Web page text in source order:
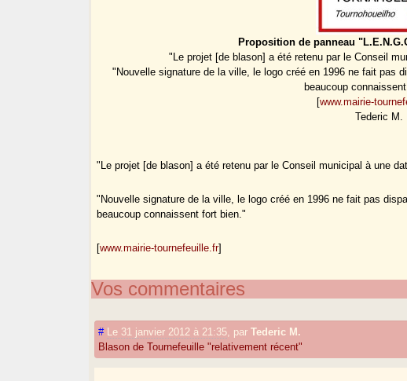
Proposition de panneau
"Le projet [de blason] a été retenu par le Conseil
"Nouvelle signature de la ville, le logo créé en 1996 ne fait pas
beaucoup
[www.mairie-
Tederic M.
"Le projet [de blason] a été retenu par le Conseil municipal à une
"Nouvelle signature de la ville, le logo créé en 1996 ne fait pas
beaucoup connaissent fort bien."
[www.mairie-tournefeuille.fr]
Vos commentaires
# Le 31 janvier 2012 à 21:35 parTederic M.
Blason de Tournefeuille "relativement récent"